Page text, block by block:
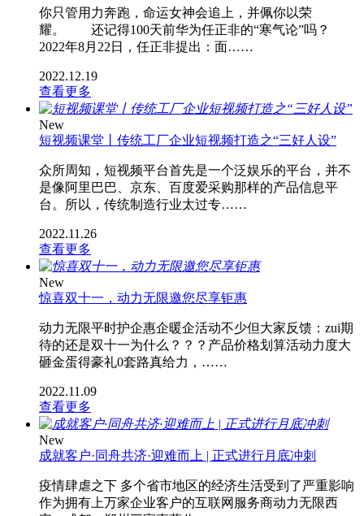
你只管用力奔跑，命运女神会追上，并佩你以荣
耀。 还记得100天前华为任正非的“寒气论”吗？
2022年8月22日，任正非提出：面……
2022.12.19
查看更多
New
短视频课堂丨传统工厂企业短视频打造之“三好人设”
众所周知，短视频平台首先是一个泛娱乐的平台，并不
是像阿里巴巴、京东、百度爱采购那样的产品信息平
台。所以，传统制造行业太过专……
2022.11.26
查看更多
New
惊喜双十一，动力无限邀您尽享钜惠
动力无限平时护企惠企暖企活动不少但大家反馈：zui期
待的还是双十一为什么？？？产品价格划算活动力度大
砸金蛋得豪礼0套路真给力，……
2022.11.09
查看更多
New
成就客户·同舟共济·迎难而上 | 正式进行月底冲刺
疫情肆虐之下 多个省市地区的经济生活受到了严重影响
作为拥有上万家企业客户的互联网服务商动力无限西